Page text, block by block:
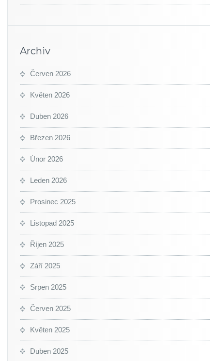
Archiv
Červen 2026
Květen 2026
Duben 2026
Březen 2026
Únor 2026
Leden 2026
Prosinec 2025
Listopad 2025
Říjen 2025
Září 2025
Srpen 2025
Červen 2025
Květen 2025
Duben 2025